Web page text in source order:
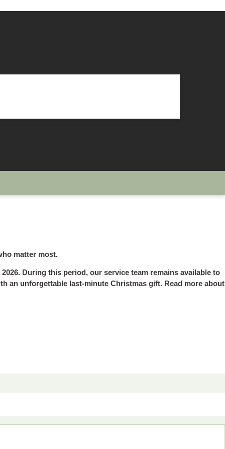
matter most.
During this period, our service team remains available to
an unforgettable last-minute Christmas gift. Read more about